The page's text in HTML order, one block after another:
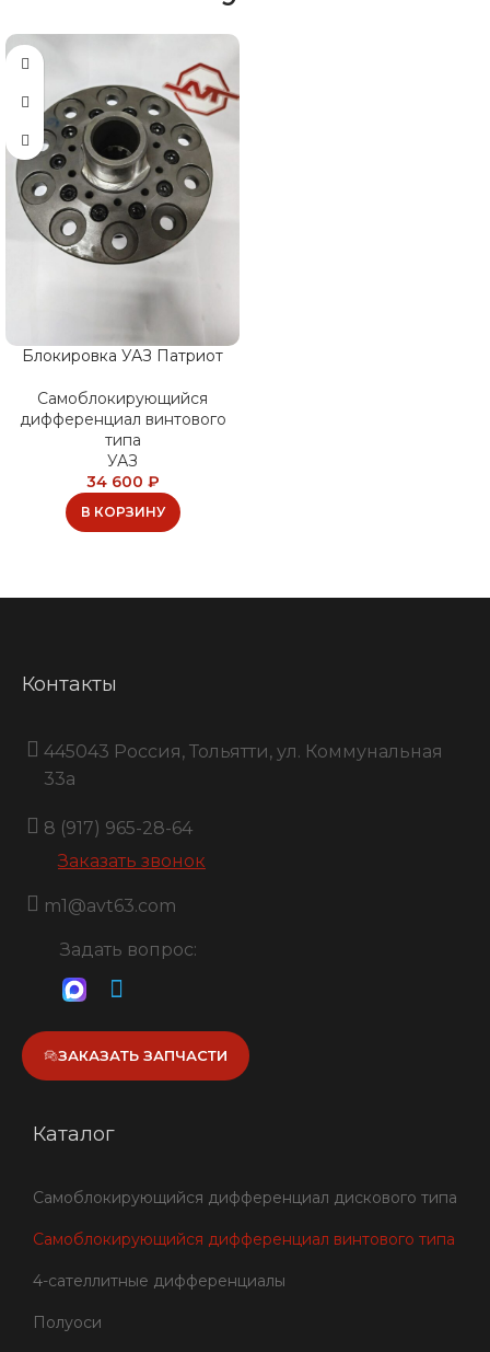
Блокировка УАЗ Патриот
Самоблокирующийся
дифференциал винтового
типа
УАЗ
34 600 ₽
В КОРЗИНУ
Контакты
445043 Россия, Тольятти, ул. Коммунальная
33a
8 (917) 965-28-64
Заказать звонок
m1@avt63.com
Задать вопрос:
ЗАКАЗАТЬ ЗАПЧАСТИ
Каталог
Самоблокирующийся дифференциал дискового типа
Самоблокирующийся дифференциал винтового типа
4-сателлитные дифференциалы
Полуоси